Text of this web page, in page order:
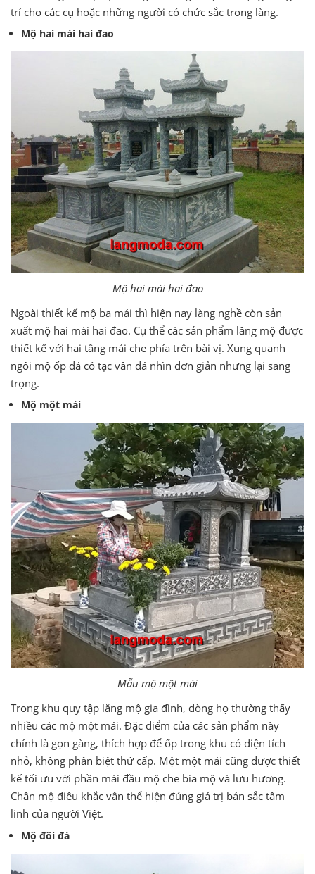
trí cho các cụ hoặc những người có chức sắc trong làng.
Mộ hai mái hai đao
Mộ hai mái hai đao
Ngoài thiết kế mộ ba mái thì hiện nay làng nghề còn sản
xuất mộ hai mái hai đao. Cụ thể các sản phẩm lăng mộ được
thiết kế với hai tầng mái che phía trên bài vị. Xung quanh
ngôi mộ ốp đá có tạc vân đá nhìn đơn giản nhưng lại sang
trọng.
Mộ một mái
Mẫu mộ một mái
Trong khu quy tập lăng mộ gia đình, dòng họ thường thấy
nhiều các mộ một mái. Đặc điểm của các sản phẩm này
chính là gọn gàng, thích hợp để ốp trong khu có diện tích
nhỏ, không phân biệt thứ cấp. Một một mái cũng được thiết
kế tối ưu với phần mái đầu mộ che bia mộ và lưu hương.
Chân mộ điêu khắc vân thể hiện đúng giá trị bản sắc tâm
linh của người Việt.
Mộ đôi đá